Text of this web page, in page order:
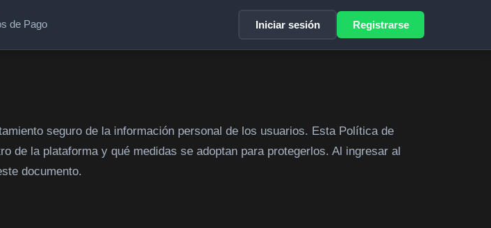
de Pago Iniciar sesión Registrarse
seguro de la información personal de los usuarios. Esta Política de
de la plataforma y qué medidas se adoptan para protegerlos. Al ingresar al
documento.